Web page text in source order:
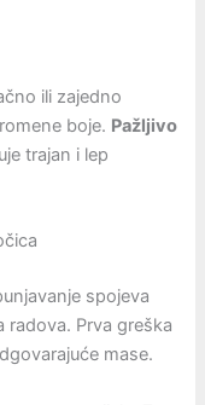
ili zajedno
boje. Pažljivo
trajan i lep
spojeva
radova. Prva greška
mase.